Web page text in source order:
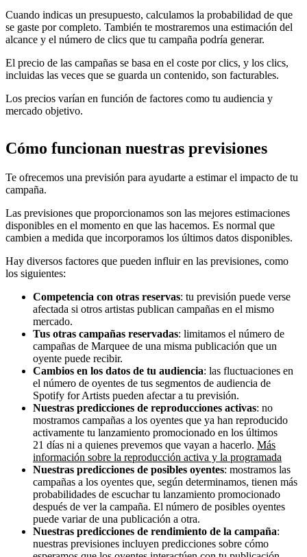
Cuando indicas un presupuesto, calculamos la probabilidad de que
se gaste por completo. También te mostraremos una estimación del
alcance y el número de clics que tu campaña podría generar.
El precio de las campañas se basa en el coste por clics, y los clics,
incluidas las veces que se guarda un contenido, son facturables.
Los precios varían en función de factores como tu audiencia y
mercado objetivo.
Cómo funcionan nuestras previsiones
Te ofrecemos una previsión para ayudarte a estimar el impacto de tu
campaña.
Las previsiones que proporcionamos son las mejores estimaciones
disponibles en el momento en que las hacemos. Es normal que
cambien a medida que incorporamos los últimos datos disponibles.
Hay diversos factores que pueden influir en las previsiones, como
los siguientes:
Competencia con otras reservas: tu previsión puede verse
afectada si otros artistas publican campañas en el mismo
mercado.
Tus otras campañas reservadas: limitamos el número de
campañas de Marquee de una misma publicación que un
oyente puede recibir.
Cambios en los datos de tu audiencia: las fluctuaciones en
el número de oyentes de tus segmentos de audiencia de
Spotify for Artists pueden afectar a tu previsión.
Nuestras predicciones de reproducciones activas: no
mostramos campañas a los oyentes que ya han reproducido
activamente tu lanzamiento promocionado en los últimos
21 días ni a quienes prevemos que vayan a hacerlo. Más
información sobre la reproducción activa y la programada
Nuestras predicciones de posibles oyentes: mostramos las
campañas a los oyentes que, según determinamos, tienen más
probabilidades de escuchar tu lanzamiento promocionado
después de ver la campaña. El número de posibles oyentes
puede variar de una publicación a otra.
Nuestras predicciones de rendimiento de la campaña:
nuestras previsiones incluyen predicciones sobre cómo